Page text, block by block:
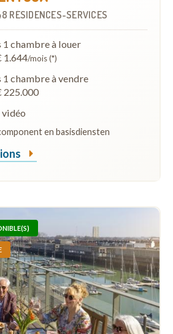
RÉSIDENCES-SERVICES
chambre à louer
1.644/mois (*)
chambre à vendre
225.000
vidéo
en basisdiensten